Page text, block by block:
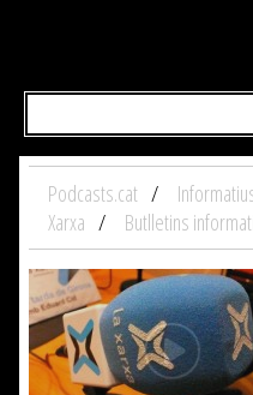
Podcasts.cat
Xarxa
Butlletins